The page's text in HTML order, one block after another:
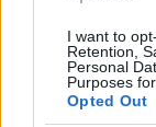
I want to
Retention,
Personal
Purposes
Opted Out
HFDA/
A Kazar